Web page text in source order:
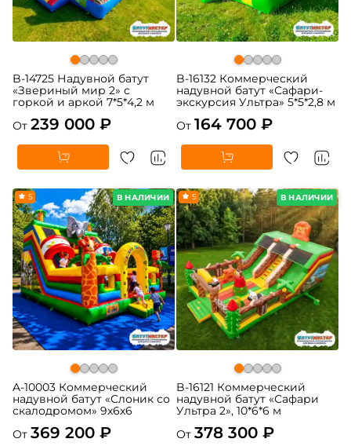
B-14725 Надувной батут
«Звериный мир 2» с
горкой и аркой 7*5*4,2 м
От 239 000 ₽
B-16132 Коммерческий
надувной батут «Сафари-
экскурсия Ультра» 5*5*2,8 м
От 164 700 ₽
В НАЛИЧИИ
5
A-10003 Коммерческий
надувной батут «Слоник со
скалодромом» 9x6x6
От 369 200 ₽
В НАЛИЧИИ
5
B-16121 Коммерческий
надувной батут «Сафари
Ультра 2», 10*6*6 м
От 378 300 ₽